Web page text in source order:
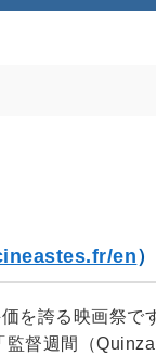
en）
を誇る映画祭で
監督週間（